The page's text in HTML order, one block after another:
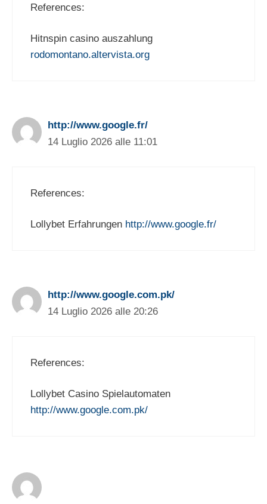
References:
Hitnspin casino auszahlung
rodomontano.altervista.org
http://www.google.fr/
14 Luglio 2026 alle 11:01
References:
Lollybet Erfahrungen http://www.google.fr/
http://www.google.com.pk/
14 Luglio 2026 alle 20:26
References:
Lollybet Casino Spielautomaten
http://www.google.com.pk/